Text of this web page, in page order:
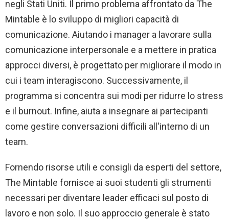
negli Stati Uniti. Il primo problema affrontato da The
Mintable è lo sviluppo di migliori capacità di
comunicazione. Aiutando i manager a lavorare sulla
comunicazione interpersonale e a mettere in pratica
approcci diversi, è progettato per migliorare il modo in
cui i team interagiscono. Successivamente, il
programma si concentra sui modi per ridurre lo stress
e il burnout. Infine, aiuta a insegnare ai partecipanti
come gestire conversazioni difficili all'interno di un
team.
Fornendo risorse utili e consigli da esperti del settore,
The Mintable fornisce ai suoi studenti gli strumenti
necessari per diventare leader efficaci sul posto di
lavoro e non solo. Il suo approccio generale è stato